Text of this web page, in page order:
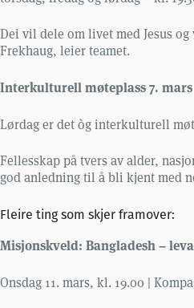
Dei vil dele om livet med Jesus
Frekhaug, leier teamet.
Interkulturell møteplass 7. mars
Lørdag er det òg interkulturell
Fellesskap på tvers av alder,
god anledning til å bli kjent med
Fleire ting som skjer framover:
Misjonskveld: Bangladesh –
Onsdag 11. mars, kl. 19.00 |